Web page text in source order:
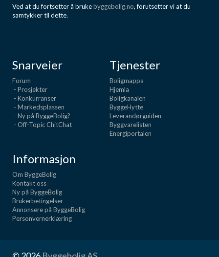
Ved at du fortsetter å brukebyggebolig.no, forutsetter vi at du
samtykker til dette.
Snarveier
Forum
- Prosjekter
- Konkurranser
- Markedsplassen
- Ny på ByggeBolig?
- Off-Topic ChitChat
Tjenester
Boligmappa
Hjemla
Boligkanalen
ByggeHytte
Leverandørguiden
Byggvarelisten
Energiportalen
Informasjon
Om ByggeBolig
Kontakt oss
Ny på ByggeBolig
Brukerbetingelser
Annonsere på ByggeBolig
Personvernerklæring